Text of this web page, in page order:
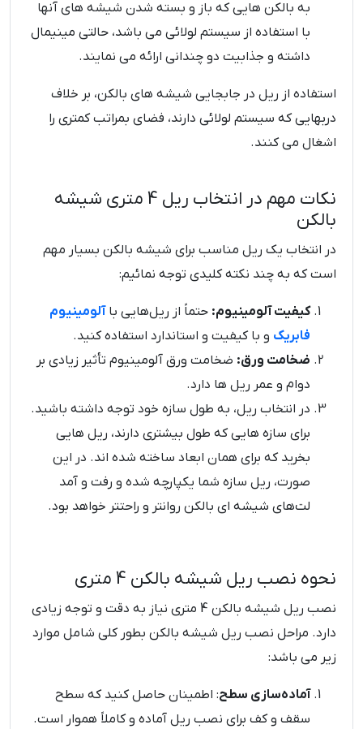
به بالکن هایی که باز و بسته شدن شیشه های آنها
با استفاده از سیستم لولائی می باشد، حالتی مینیمال
داشته و جذابیت دو چندانی ارائه می نمایند.
استفاده از ریل در جابجایی شیشه های بالکن، بر خلاف
دربهایی که سیستم لولائی دارند، فضای بمراتب کمتری را
اشغال می کنند.
نکات مهم در انتخاب ریل 4 متری شیشه
بالکن
در انتخاب یک ریل مناسب برای شیشه بالکن بسیار مهم
است که به چند نکته کلیدی توجه نمائیم:
کیفیت آلومینیوم: حتماً از ریل‌هایی باآلومینیوم
فابریک و با کیفیت و استاندارد استفاده کنید.
ضخامت ورق: ضخامت ورق آلومینیوم تأثیر زیادی بر
دوام و عمر ریل ها دارد.
در انتخاب ریل، به طول سازه خود توجه داشته باشید.
برای سازه هایی که طول بیشتری دارند، ریل هایی
بخرید که برای همان ابعاد ساخته شده اند. در این
صورت، ریل سازه شما یکپارچه شده و رفت و آمد
لت‌های شیشه ای بالکن روانتر و راحتتر خواهد بود.
نحوه نصب ریل شیشه بالکن 4 متری
نصب ریل شیشه بالکن 4 متری نیاز به دقت و توجه زیادی
دارد. مراحل نصب ریل شیشه بالکن بطور کلی شامل موارد
زیر می باشد:
آماده‌سازی سطح: اطمینان حاصل کنید که سطح
سقف و کف برای نصب ریل آماده و کاملاً هموار است.